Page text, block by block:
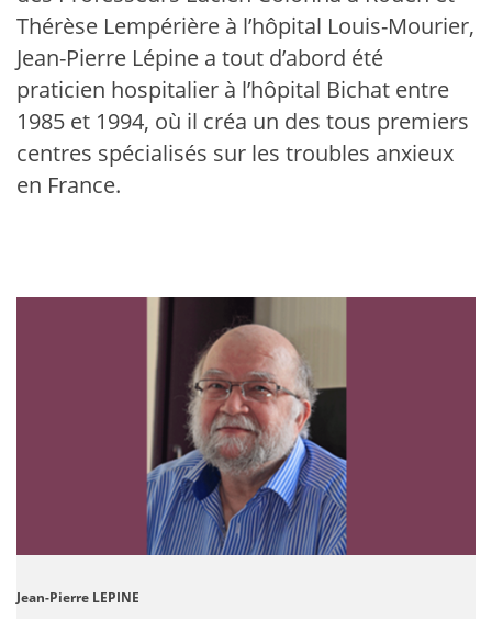
Thérèse Lempérière à l’hôpital Louis-Mourier,
Jean-Pierre Lépine a tout d’abord été
praticien hospitalier à l’hôpital Bichat entre
1985 et 1994, où il créa un des tous premiers
centres spécialisés sur les troubles anxieux
en France.
Jean-Pierre LEPINE